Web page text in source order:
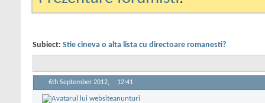
Subiect: Stie cineva o alta lista cu directoare romanesti?
6th September 2012, 12:41